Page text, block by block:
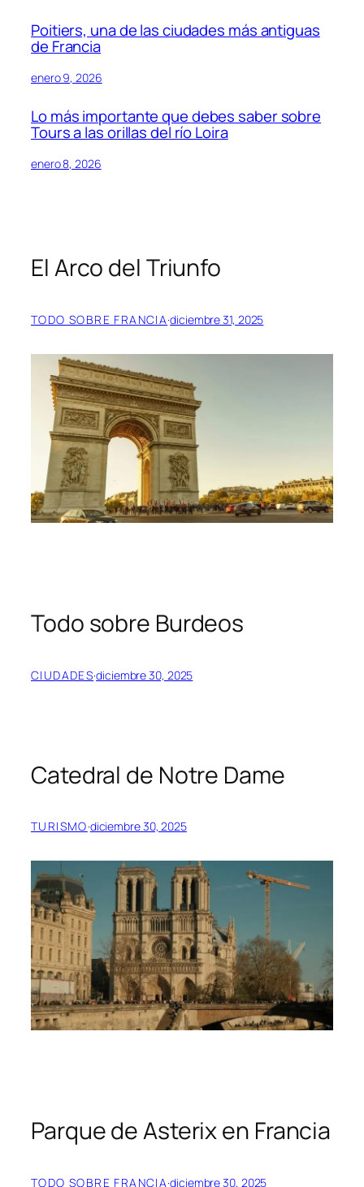
Poitiers, una de las ciudades más antiguas
de Francia
enero 9, 2026
Lo más importante que debes saber sobre
Tours a las orillas del río Loira
enero 8, 2026
El Arco del Triunfo
TODO SOBRE FRANCIA·diciembre 31, 2025
Todo sobre Burdeos
CIUDADES·diciembre 30, 2025
Catedral de Notre Dame
TURISMO·diciembre 30, 2025
Parque de Asterix en Francia
TODO SOBRE FRANCIA·diciembre 30, 2025